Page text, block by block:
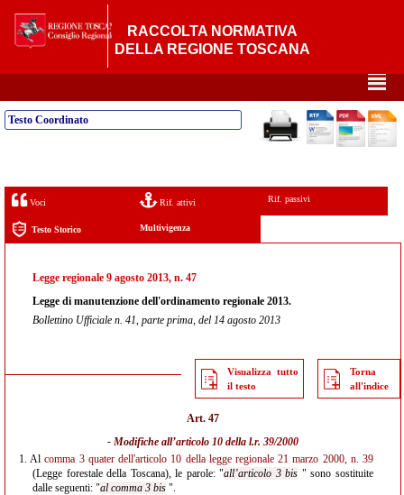
RACCOLTA NORMATIVA
DELLA REGIONE TOSCANA
²
Testo Coordinato
Voci Rif. attivi Rif. passivi
Testo Storico Multivigenza
Legge regionale 9 agosto 2013, n. 47
Legge di manutenzione dell'ordinamento regionale 2013.
Bollettino Ufficiale n. 41, parte prima, del 14 agosto 2013
Visualizza tutto
il testo
Torna
all'indice
Art. 47
- Modifiche all’articolo 10 della l.r. 39/2000
1. Alcomma 3 quater dell'articolo 10 della legge regionale 21 marzo 2000, n. 39
(Legge forestale della Toscana), le parole: "all’articolo 3 bis " sono sostituite
dalle seguenti: "al comma 3 bis ".